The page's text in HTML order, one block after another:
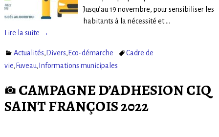
Jusqu’au 19 novembre, pour sensibiliser les
habitants à la nécessité et…
Lire la suite →
Actualités, Divers, Eco-démarche
Cadre de
vie, Fuveau, Informations municipales
CAMPAGNE D’ADHESION CIQ
SAINT FRANÇOIS 2022